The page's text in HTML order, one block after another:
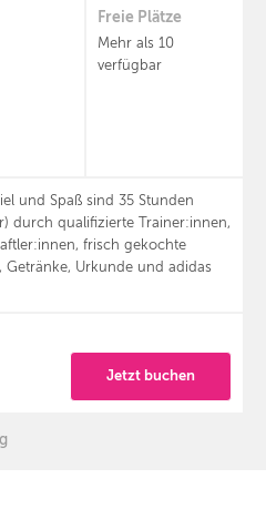
und Spaß sind 35 Stunden
durch qualifizierte Trainer:innen,
frisch gekochte
Getränke, Urkunde und adidas
Freie Plätze
Mehr als 10
verfügbar
Jetzt buchen